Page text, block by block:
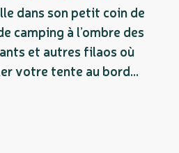
dans son petit coin de
camping à l’ombre des
et autres filaos où
votre tente au bord...